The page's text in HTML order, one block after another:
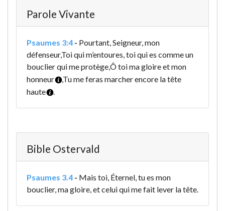
Parole Vivante
Psaumes 3:4 - Pourtant, Seigneur, mon
défenseur,Toi qui m’entoures, toi qui es comme un
bouclier qui me protège,Ô toi ma gloire et mon
honneur
,Tu me feras marcher encore la tête
haute
.
Bible Ostervald
Psaumes 3.4 - Mais toi, Éternel, tu es mon
bouclier, ma gloire, et celui qui me fait lever la tête.